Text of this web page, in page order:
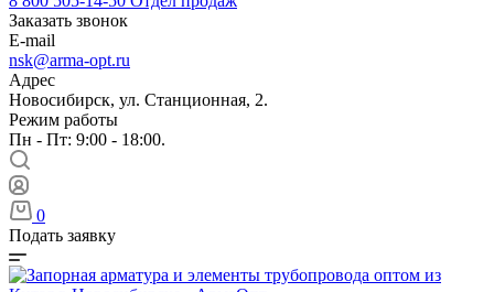
Заказать звонок
E-mail
nsk@arma-opt.ru
Адрес
Новосибирск, ул. Станционная, 2.
Режим работы
Пн - Пт: 9:00 - 18:00.
0
Подать заявку